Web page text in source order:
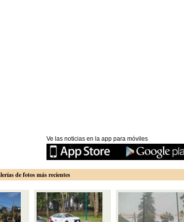
Ve las noticias en la app para móviles
de fotos más recientes